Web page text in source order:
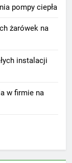
pompy ciepła
żarówek na
instalacji
w firmie na